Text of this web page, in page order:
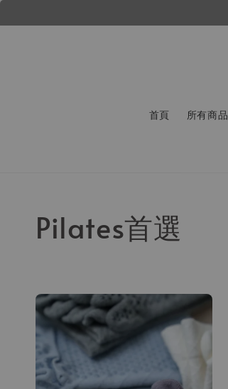
首頁 所有商品
Pilates首選